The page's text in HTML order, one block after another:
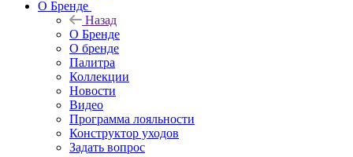
О Бренде
Назад
О Бренде
О бренде
Палитра
Коллекции
Новости
Видео
Программа лояльности
Конструктор уходов
Задать вопрос